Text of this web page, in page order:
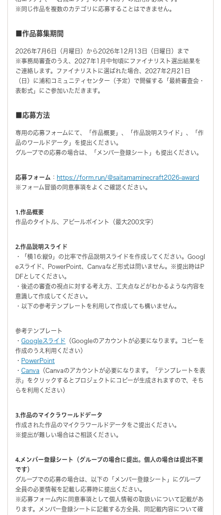
※同じ作品を複数のカテゴリに応募することはできません。
■作品募集期間
2026年7月6日（月曜日）から2026年12月13日（日曜日）まで
※事務局審査のうえ、2027年1月中旬頃にファイナリスト選出結果を
ご連絡します。ファイナリストに選ばれた場合、2027年2月21日
（日）に浦和コミュニティセンター（予定）で開催する「最終審査会・
表彰式」にご参加いただきます。
■応募方法
専⽤の応募フォームにて、「作品概要」、「作品説明スライド」、「作
品のワールドデータ」を提出ください。
グループでの応募の場合は、「メンバー登録シート」も提出ください。
応募フォーム ： https://form.run/@saitamaminecraft2026-award
※フォーム冒頭の同意事項をよくご確認ください。
1.作品概要
作品のタイトル、アピールポイント（最大200文字）
2.作品説明スライド
・「横16:縦9」の比率で作品説明スライドを作成してください。Googl
eスライド、PowerPoint、Canvaなど形式は問いません。※提出時はP
DFとしてください。
・後述の審査の視点に対する考え方、工夫点などがわかるような内容を
意識して作成してください。
・以下の参考テンプレートを利用して作成しても構いません。
参考テンプレート
・ Googleスライド （Googleのアカウントが必要になります。コピーを
作成のうえ利用ください）
・ PowerPoint
・ Canva （Canvaのアカウントが必要になります。「テンプレートを表
示」をクリックするとプロジェクトにコピーが生成されますので、そち
らを利用ください）
3.作品のマイクラワールドデータ
作成された作品のマイクラワールドデータをご提出ください。
※提出が難しい場合はご相談ください。
4.メンバー登録シート（グループの場合に提出。個人の場合は提出不要
です）
グループでの応募の場合は、以下の「メンバー登録シート」にグループ
全員の必要情報を記載し応募時に提出ください。
※応募フォーム内に同意事項として個人情報の取扱いについて記載があ
ります。メンバー登録シートに記載する方全員、同記載内容について確